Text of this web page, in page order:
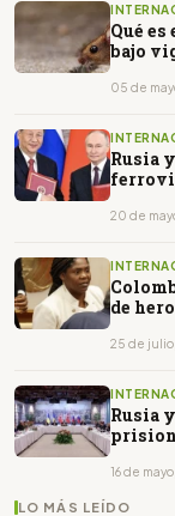
Qué
bajo
05 de
Rusia
20 de
de
25 de
Rusia
16 de
LO MÁS LEÍDO